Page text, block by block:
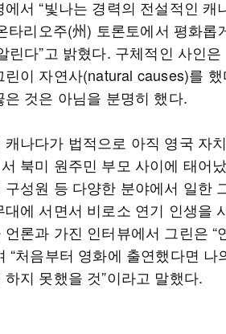
에서 “빛나는 경력의 전설적인
타리오주(州) 토론토에서 평화
린다”고 밝혔다. 구체적인 사인
린이 자연사(natural causes)를
은 것은 아님을 분명히 했다.
캐나다가 법적으로 아직 영국 자
북미 원주민 부모 사이에 태어
구성원 등 다양한 분야에서 일한
대에 서면서 비로소 연기 인생을
언론과 가진 인터뷰에서 그린은
“처음부터 영화에 출연했다면
하지 못했을 것”이라고 말했다.